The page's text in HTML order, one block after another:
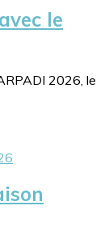
le
2026, le